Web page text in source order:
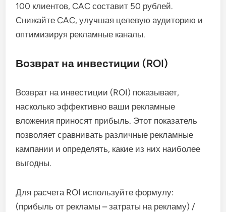
100 клиентов, CAC составит 50 рублей.
Снижайте CAC, улучшая целевую аудиторию и
оптимизируя рекламные каналы.
Возврат на инвестиции (ROI)
Возврат на инвестиции (ROI) показывает,
насколько эффективно ваши рекламные
вложения приносят прибыль. Этот показатель
позволяет сравнивать различные рекламные
кампании и определять, какие из них наиболее
выгодны.
Для расчета ROI используйте формулу:
(прибыль от рекламы – затраты на рекламу) /